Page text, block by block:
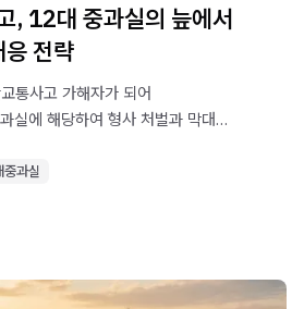
, 12대 중과실의 늪에서
전략
통사고 가해자가 되어
실에 해당하여 형사 처벌과 막대한
의부터 소송 방어까지 실무적인
과실